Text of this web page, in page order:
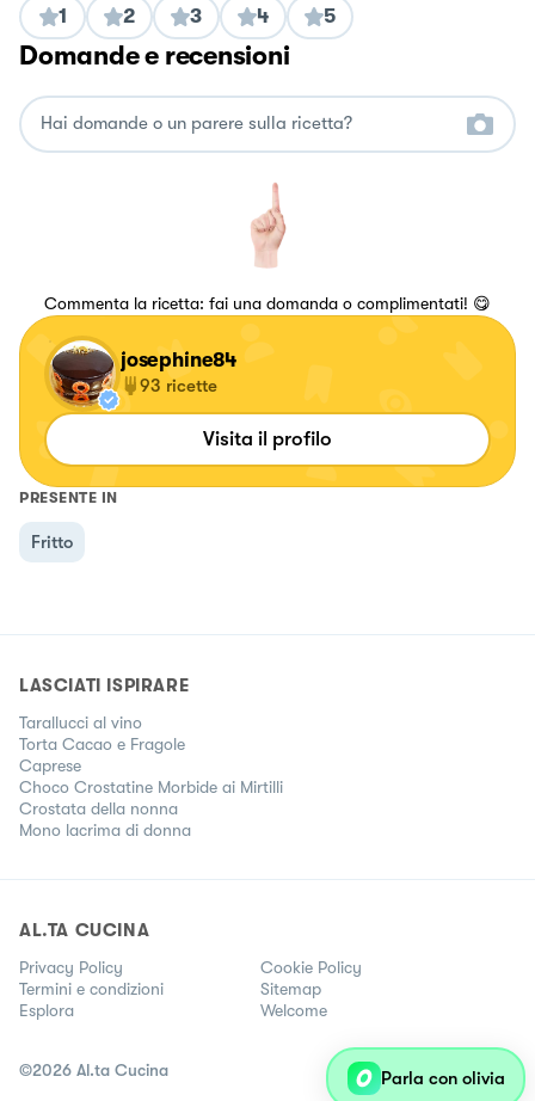
1 2 3 4 5
Domande e recensioni
Commenta la ricetta: fai una domanda o complimentati! 😋
josephine84
93 ricette
Visita il profilo
PRESENTE IN
Fritto
LASCIATI ISPIRARE
Tarallucci al vino
Torta Cacao e Fragole
Caprese
Choco Crostatine Morbide ai Mirtilli
Crostata della nonna
Mono lacrima di donna
AL.TA CUCINA
Privacy Policy
Cookie Policy
Termini e condizioni
Sitemap
Esplora
Welcome
©2026 Al.ta Cucina Parla con olivia